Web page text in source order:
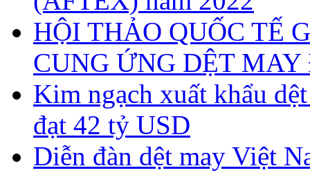
HỘI THẢO QUỐC TẾ
CUNG ỨNG DỆT
Kim ngạch xuất khẩu
đạt 42 tỷ USD
Diễn đàn dệt may Việt